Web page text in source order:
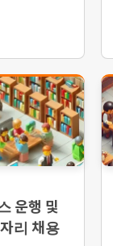
운행 및
리 채용